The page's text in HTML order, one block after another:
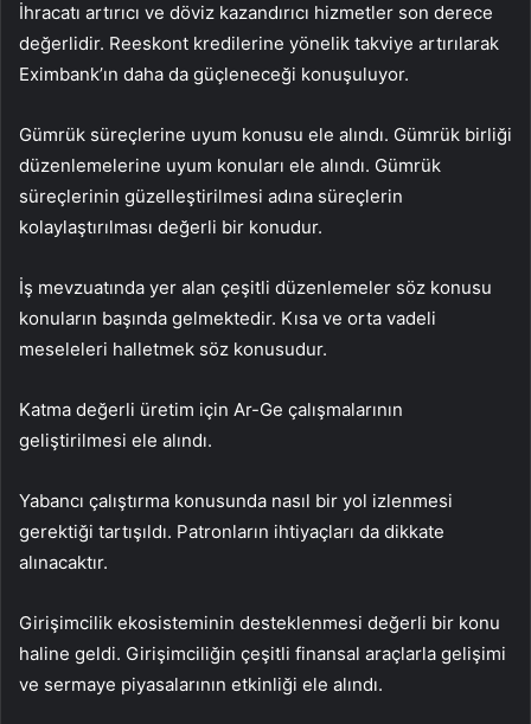
İhracatı artırıcı ve döviz kazandırıcı hizmetler son derece
değerlidir. Reeskont kredilerine yönelik takviye artırılarak
Eximbank’ın daha da güçleneceği konuşuluyor.
Gümrük süreçlerine uyum konusu ele alındı. Gümrük birliği
düzenlemelerine uyum konuları ele alındı. Gümrük
süreçlerinin güzelleştirilmesi adına süreçlerin
kolaylaştırılması değerli bir konudur.
İş mevzuatında yer alan çeşitli düzenlemeler söz konusu
konuların başında gelmektedir. Kısa ve orta vadeli
meseleleri halletmek söz konusudur.
Katma değerli üretim için Ar-Ge çalışmalarının
geliştirilmesi ele alındı.
Yabancı çalıştırma konusunda nasıl bir yol izlenmesi
gerektiği tartışıldı. Patronların ihtiyaçları da dikkate
alınacaktır.
Girişimcilik ekosisteminin desteklenmesi değerli bir konu
haline geldi. Girişimciliğin çeşitli finansal araçlarla gelişimi
ve sermaye piyasalarının etkinliği ele alındı.